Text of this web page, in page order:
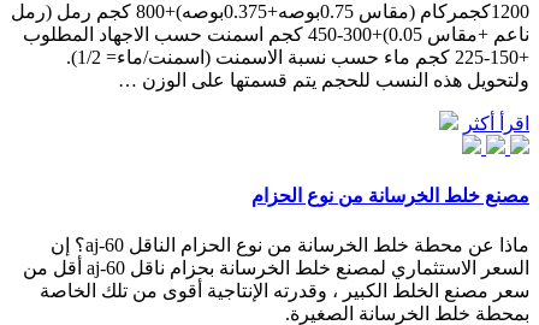
1200كجمركام (مقاس 0.75بوصه+0.375بوصه)+800 كجم رمل (رمل
ناعم +مقاس 0.05)+300-450 كجم اسمنت حسب الاجهاد المطلوب
+150-225 كجم ماء حسب نسبة الاسمنت (اسمنت/ماء= 1/2).
ولتحويل هذه النسب للحجم يتم قسمتها على الوزن …
اقرأ أكثر
مصنع خلط الخرسانة من نوع الحزام
ماذا عن محطة خلط الخرسانة من نوع الحزام الناقل aj-60؟ إن
السعر الاستثماري لمصنع خلط الخرسانة بحزام ناقل aj-60 أقل من
سعر مصنع الخلط الكبير ، وقدرته الإنتاجية أقوى من تلك الخاصة
بمحطة خلط الخرسانة الصغيرة.